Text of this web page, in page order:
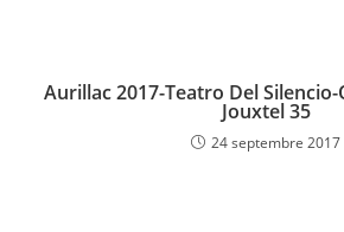
Aurillac 2017-Teatro Del
Jouxtel 35
24 septembre 2017